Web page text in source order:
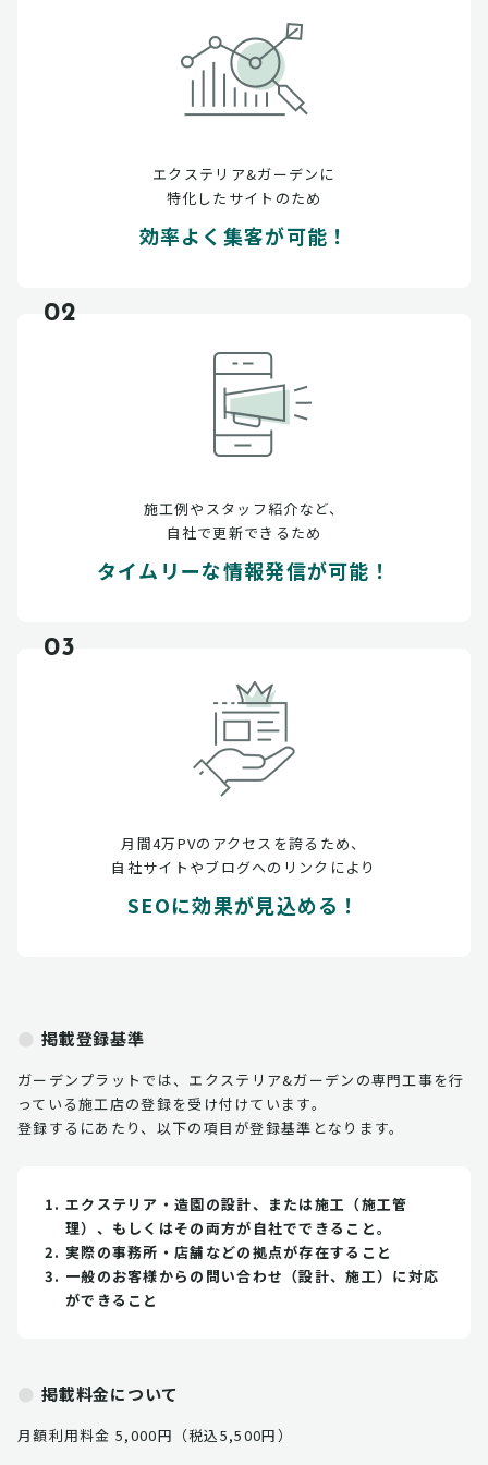
エクステリア&ガーデンに
特化したサイトのため
効率よく集客が可能！
02
施工例やスタッフ紹介など、
自社で更新できるため
タイムリーな情報発信が可能！
03
月間4万PVのアクセスを誇るため、
自社サイトやブログへのリンクにより
SEOに効果が見込める！
掲載登録基準
ガーデンプラットでは、エクステリア&ガーデンの専門工事を行
っている施工店の登録を受け付けています。
登録するにあたり、以下の項目が登録基準となります。
エクステリア・造園の設計、または施工（施工管
理）、もしくはその両方が自社でできること。
実際の事務所・店舗などの拠点が存在すること
一般のお客様からの問い合わせ（設計、施工）に対応
ができること
掲載料金について
月額利用料金 5,000円（税込5,500円）